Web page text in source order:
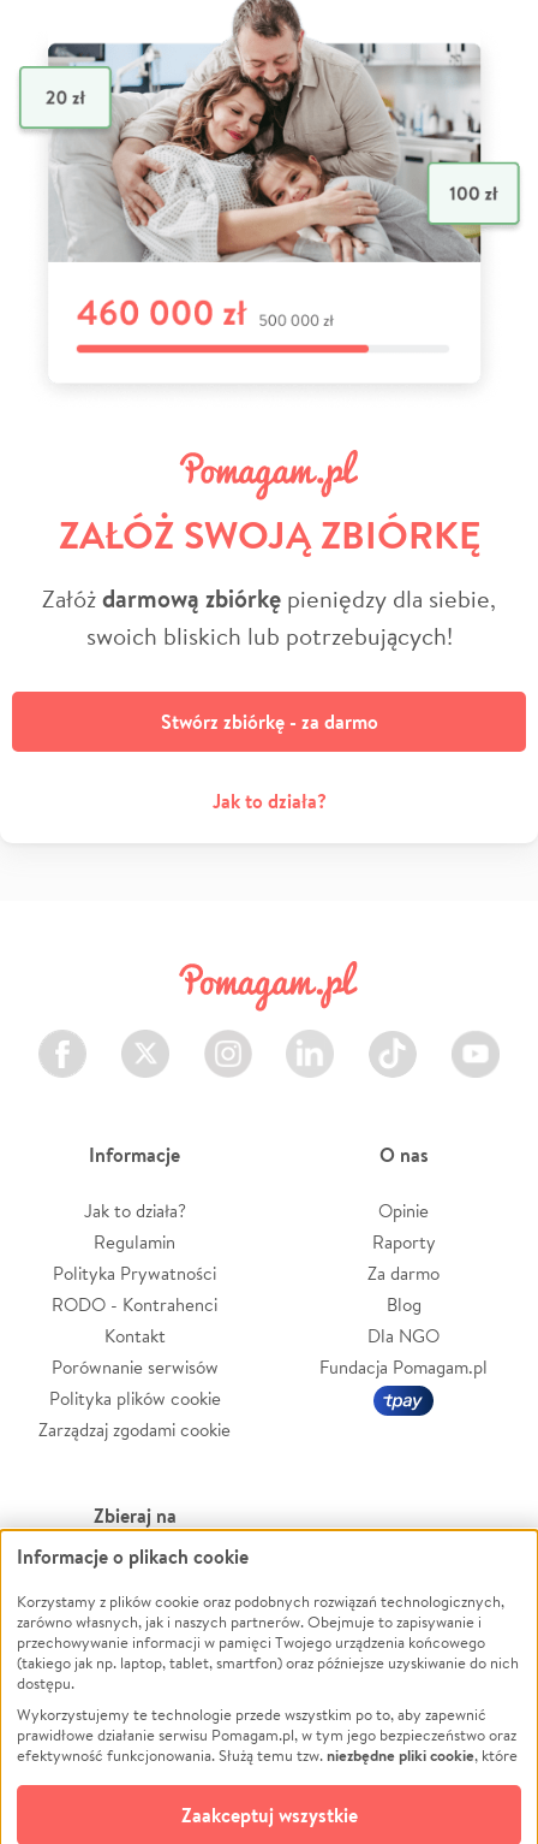
ZAŁÓŻ SWOJĄ ZBIÓRKĘ
Załóżdarmową zbiórkę pieniędzy dla siebie,
swoich bliskich lub potrzebujących!
Stwórz zbiórkę - za darmo
Jak to działa?
Facebook Twitter Instagram LinkedIn TikTok Youtube
Informacje
Jak to działa?
Regulamin
Polityka Prywatności
RODO - Kontrahenci
Kontakt
Porównanie serwisów
Polityka plików cookie
Zarządzaj zgodami cookie
O nas
Opinie
Raporty
Za darmo
Blog
Dla NGO
Fundacja Pomagam.pl
Zbieraj na
Leczenie
Zwierzęta
Pożar
Ukraina
Pomoc Finansowa
Projekty
Pogrzeb
Społeczność lokalna
Powódź
Wichura
NGO
Edukacja
Podróż
Impreza
Ochrona środowiska
Informacje o plikach cookie
Korzystamy z plików cookie oraz podobnych rozwiązań technologicznych,
zarówno własnych, jak i naszych partnerów. Obejmuje to zapisywanie i
przechowywanie informacji w pamięci Twojego urządzenia końcowego
(takiego jak np. laptop, tablet, smartfon) oraz późniejsze uzyskiwanie do nich
dostępu.
Wykorzystujemy te technologie przede wszystkim po to, aby zapewnić
prawidłowe działanie serwisu Pomagam.pl, w tym jego bezpieczeństwo oraz
efektywność funkcjonowania. Służą temu tzw.niezbędne pliki cookie, które
opcjonalnych plików cookie
technologii do celów analitycznych i retargetingowych. Możesz wyrazić
Zaakceptuj wszystkie